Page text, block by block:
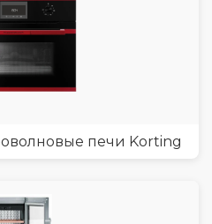
печи Korting